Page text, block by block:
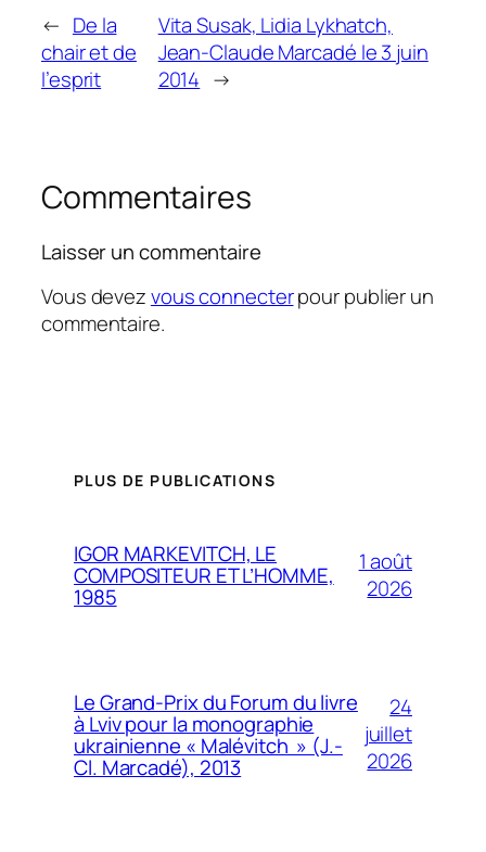
← De la
chair et de
l’esprit
Vita Susak, Lidia Lykhatch,
Jean-Claude Marcadé le 3 juin
2014 →
Commentaires
Laisser un commentaire
Vous devezvous connecterpour publier un
commentaire.
PLUS DE PUBLICATIONS
IGOR MARKEVITCH, LE
COMPOSITEUR ET L’HOMME,
1985
1 août
2026
Le Grand-Prix du Forum du livre
à Lviv pour la monographie
ukrainienne « Malévitch » (J.-
Cl. Marcadé), 2013
24
juillet
2026